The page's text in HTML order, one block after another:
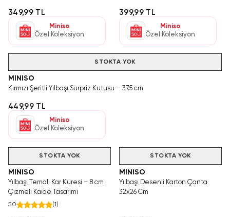
349,99 TL
Miniso
Özel Koleksiyon
399,99 TL
Miniso
Özel Koleksiyon
STOKTA YOK
MINISO
Kırmızı Şeritli Yılbaşı Sürpriz Kutusu – 37.5 cm
449,99 TL
Miniso
Özel Koleksiyon
STOKTA YOK
MINISO
Yılbaşı Temalı Kar Küresi – 8 cm
Çizmeli Kaide Tasarımı
5.0 (1 )
STOKTA YOK
MINISO
Yılbaşı Desenli Karton Çanta
32x26 Cm